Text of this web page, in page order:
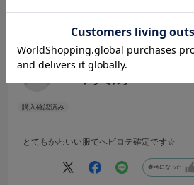
かわいい！
サイズ：M カラー：NAVY
とてもかわいい服でヘビロテ確定です☆
参考になった